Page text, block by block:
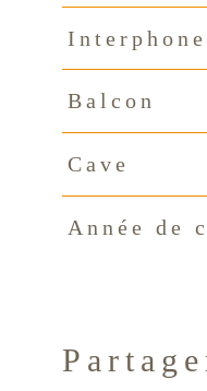
Interphone
Balcon
Cave
Année de